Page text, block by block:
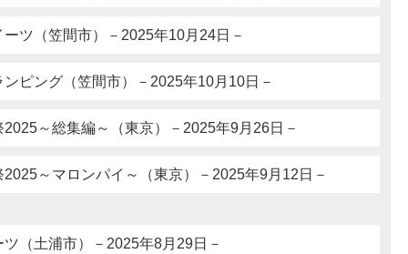
ツ（笠間市）－2025年10月24日－
ピング（笠間市）－2025年10月10日－
～総集編～（東京）－2025年9月26日－
～マロンパイ～（東京）－2025年9月12日－
（土浦市）－2025年8月29日－